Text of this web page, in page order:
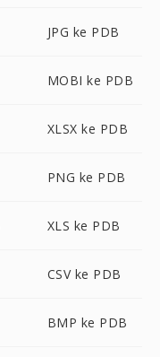
JPG ke PDB
MOBI ke PDB
XLSX ke PDB
PNG ke PDB
XLS ke PDB
CSV ke PDB
BMP ke PDB